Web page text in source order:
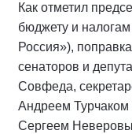
Как отметил
бюджету и налогам
Россия»),
сенаторов и
Совфеда,
Андреем Турчаком
Сергеем